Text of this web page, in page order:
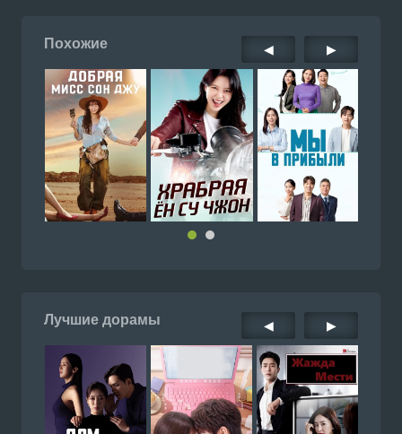
Похожие ◀ ▶
Лучшие дорамы ◀ ▶